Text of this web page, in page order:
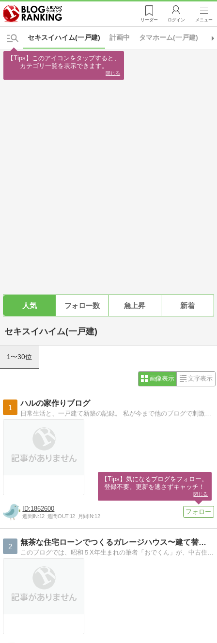
リーダー ログイン メニュー
計画中
セキスイハイム(一戸建) タマホーム(一戸建)
人気 フォロー数 急上昇 新着
セキスイハイム(一戸建)
1〜30位
画像表示 文字表示
1
ハルの家作りブログ
1862600
週間IN:12 週間OUT:12 月間IN:12
2
無茶な住宅ローンでつくるガレージハウス〜建て替えログ〜
【Tips】このアイコンをタップすると、
カテゴリ一覧を表示できます。
閉じる
【Tips】気になるブログをフォロー。
登録不要。更新を逃さずキャッチ！
閉じる